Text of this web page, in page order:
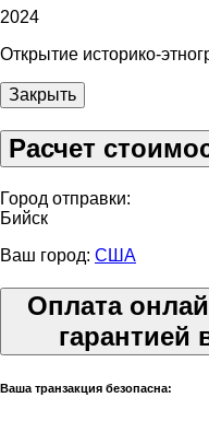
2024
Открытие историко-
Закрыть
Расчет
Город отправки:
Бийск
Ваш город: США
Оплата
гарантией
Ваша транзакция безопасна: